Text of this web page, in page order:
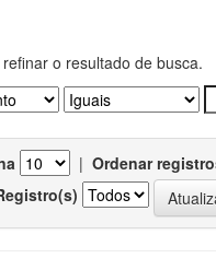
o resultado de busca.
| Ordenar